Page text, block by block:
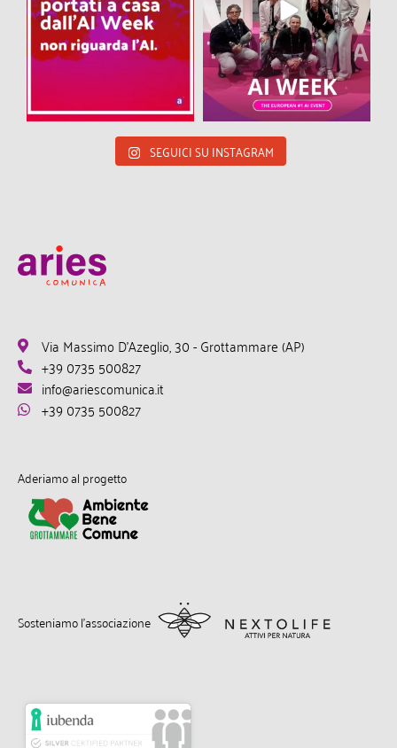
SEGUICI SU INSTAGRAM
Via Massimo D'Azeglio, 30 - Grottammare (AP)
+39 0735 500827
info@ariescomunica.it
+39 0735 500827
Aderiamo al progetto
Sosteniamo l’associazione